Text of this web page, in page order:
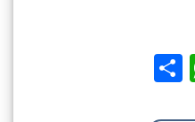
WhatsApp